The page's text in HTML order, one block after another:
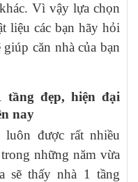
Vì vậy lựa chọn
liệu các bạn hãy hỏi
căn nhà của bạn
đẹp, hiện đại
nay
luôn được rất nhiều
những năm vừa
sẽ thấy nhà 1 tầng